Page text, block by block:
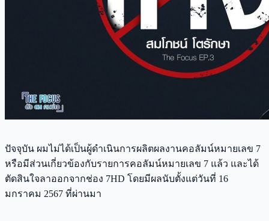
ปัจจุบัน ผมไม่ได้เป็นผู้ดำเนินการผลิตผลงานคอลัมน์หมายเลข 7
หรือมีส่วนเกี่ยวข้องกับรายการคอลัมน์หมายเลข 7 แล้ว และได้
ตัดสินใจลาออกจากช่อง 7HD โดยมีผลนับตั้งแต่วันที่ 16
มกราคม 2567 ที่ผ่านมา